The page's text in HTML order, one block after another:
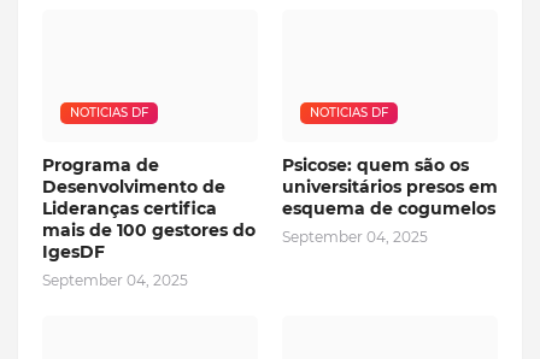
NOTICIAS DF
Programa de
Desenvolvimento de
Lideranças certifica
mais de 100 gestores do
IgesDF
September 04, 2025
NOTICIAS DF
Psicose: quem são os
universitários presos em
esquema de cogumelos
September 04, 2025